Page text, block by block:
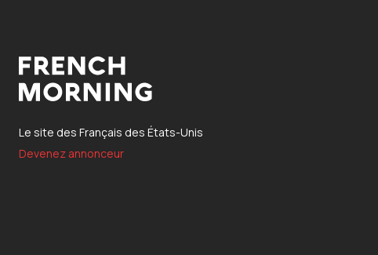
Le site des Français des États-Unis
Devenez annonceur